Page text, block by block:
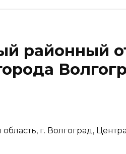
районный
г. Волгоград,